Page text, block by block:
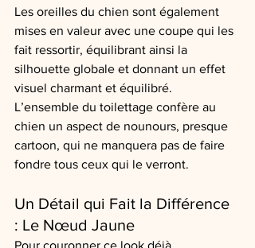
Les oreilles du chien sont également
mises en valeur avec une coupe qui les
fait ressortir, équilibrant ainsi la
silhouette globale et donnant un effet
visuel charmant et équilibré.
L’ensemble du toilettage confère au
chien un aspect de nounours, presque
cartoon, qui ne manquera pas de faire
fondre tous ceux qui le verront.
Un Détail qui Fait la Différence
: Le Nœud Jaune
Pour couronner ce look déjà